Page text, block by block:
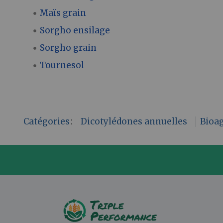
Maïs grain
Sorgho ensilage
Sorgho grain
Tournesol
Catégories: Dicotylédones annuelles